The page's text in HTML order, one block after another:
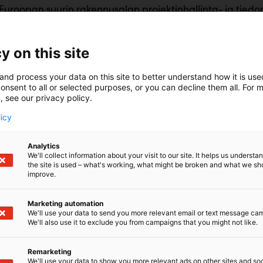
suurin rakennusalan projektinhallinta- ja
laajasti rakennus- ja infraprojektien eri vaiheissa
asti.
kokoavat projektin tietomallit, piirrustukset ja
ympäristöön, varmistaen että kaikki osapuolet
tiedon pohjalta. Dalux on kehitetty erityisesti
minkä ansiosta järjestelmä on nopea ottaa käyttöön ja
tekemisessä.
on this site
process your data on this site to better understand how it is
to all or selected purposes, or you can decline them all. For
see our privacy policy.
Analytics
We'll collect information about your visit to our site. It helps us
the site is used – what's working, what might be broken and what we
improve.
Marketing automation
We'll use your data to send you more relevant email or text message
We'll also use it to exclude you from campaigns that you might not like.
Remarketing
We'll use your data to show you more relevant ads on other sites and